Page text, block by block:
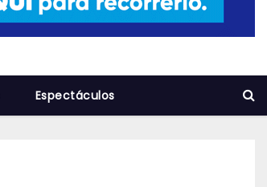
Espectáculos